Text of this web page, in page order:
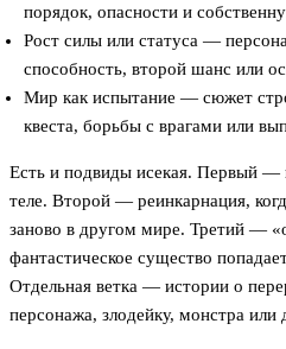
порядок, опасности и
Рост силы или статуса —
способность, второй шанс или
Мир как испытание — сюжет
квеста, борьбы с врагами или
Есть и подвиды исекая. Первый —
теле. Второй — реинкарнация,
заново в другом мире. Третий —
фантастическое существо
Отдельная ветка — истории о
персонажа, злодейку, монстра или